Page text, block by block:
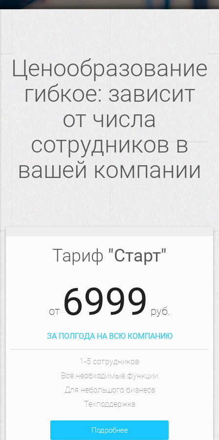
Ценообразование
гибкое: зависит
от числа
сотрудников в
вашей компании
Тариф "Старт"
от 6999 руб.
ЗА ПОЛГОДА НА ВСЮ КОМПАНИЮ
1-5 сотрудников
Все необходимые функции
Для небольшого бизнеса
Техподдержка
подробнее